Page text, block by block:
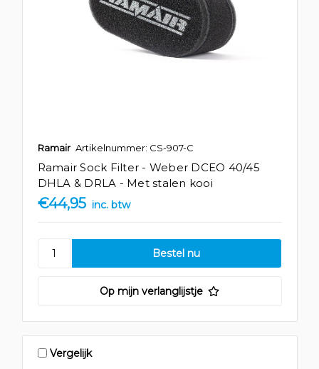
Ramair Artikelnummer: CS-907-C
Ramair Sock Filter - Weber DCEO 40/45
DHLA & DRLA - Met stalen kooi
€44,95 inc. btw
Op mijn verlanglijstje
Vergelijk